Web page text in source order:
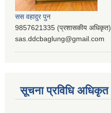
सस वहादुर पुन
9857621335 (प्रशासकीय अधिकृत)
sas.ddcbaglung@gmail.com
सूचना प्रविधि अधिकृत